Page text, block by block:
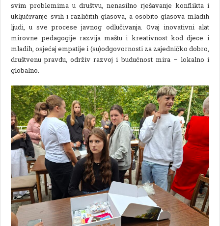
svim problemima u društvu, nenasilno rješavanje konflikta i
uključivanje svih i različitih glasova, a osobito glasova mladih
ljudi, u sve procese javnog odlučivanja. Ovaj inovativni alat
mirovne pedagogije razvija maštu i kreativnost kod djece i
mladih, osjećaj empatije i (su)odgovornosti za zajedničko dobro,
društvenu pravdu, održiv razvoj i budućnost mira – lokalno i
globalno.